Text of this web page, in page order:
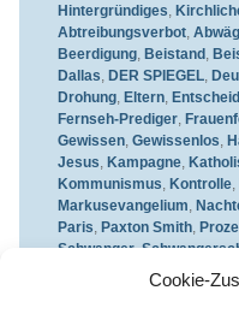
Cookie-
Hintergründiges,
Abtreibungsverbot,
Beerdigung, Beistand ,
Dallas, DER SPIEGEL,
Drohung, Eltern,
Fernseh-Prediger,
Gewissen, Gewissenlos,
Jesus, Kampagne,
Kommunismus, Kontrolle,
Markusevangelium,
Paris, Paxton Smith,
Schwanger,
Stern Texas,